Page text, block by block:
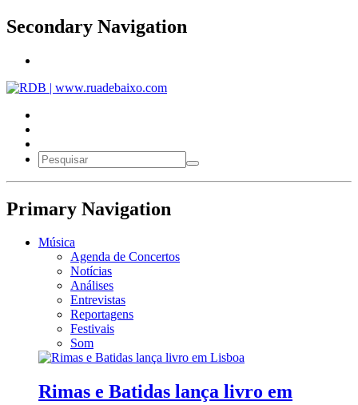
Secondary Navigation
Primary Navigation
Música
Agenda de Concertos
Notícias
Análises
Entrevistas
Reportagens
Festivais
Som
Rimas e Batidas lança livro em